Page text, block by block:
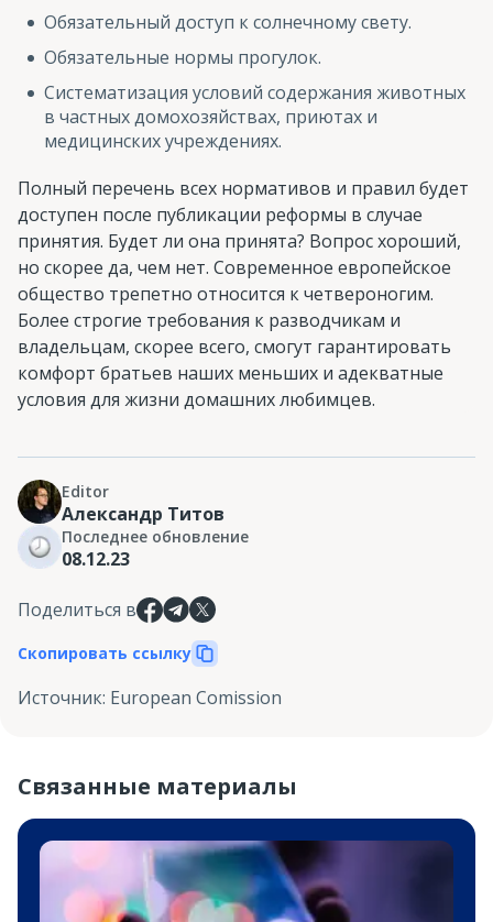
Обязательный доступ к солнечному свету.
Обязательные нормы прогулок.
Систематизация условий содержания животных
в частных домохозяйствах, приютах и
медицинских учреждениях.
Полный перечень всех нормативов и правил будет
доступен после публикации реформы в случае
принятия. Будет ли она принята? Вопрос хороший,
но скорее да, чем нет. Современное европейское
общество трепетно относится к четвероногим.
Более строгие требования к разводчикам и
владельцам, скорее всего, смогут гарантировать
комфорт братьев наших меньших и адекватные
условия для жизни домашних любимцев.
Editor
Александр Титов
Последнее обновление
08.12.23
Поделиться в
Скопировать ссылку
Источник: European Comission
Связанные материалы